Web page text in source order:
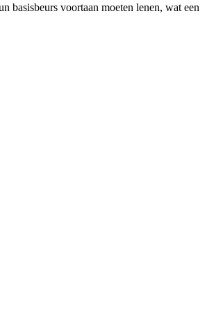
basisbeurs voortaan moeten lenen, wat een